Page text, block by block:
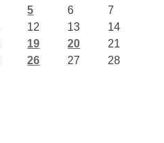
5 6
7
12 13
14
19 20
21
26 27
28